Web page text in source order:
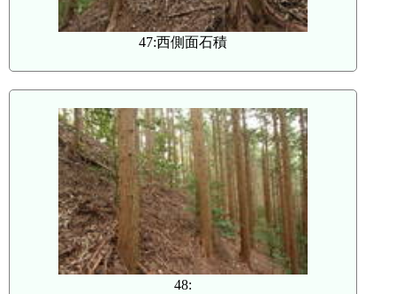
47:西側面石積
48: